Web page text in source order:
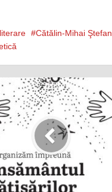
Cătălin-Mihai Ştefan